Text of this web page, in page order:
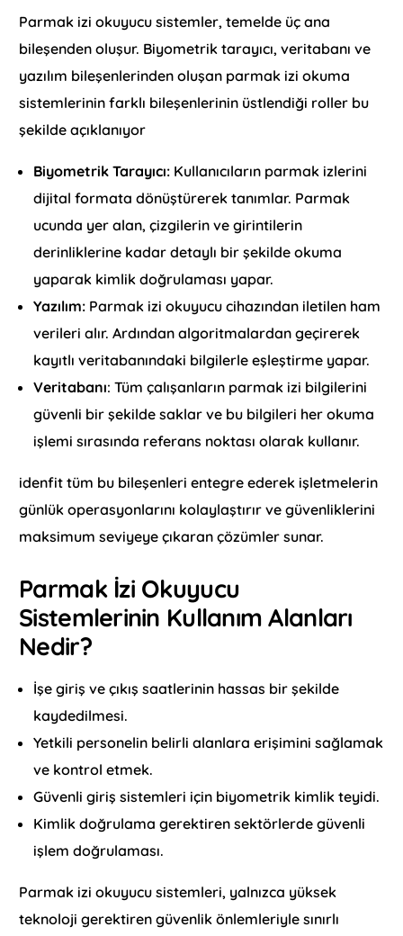
Parmak izi okuyucu sistemler, temelde üç ana
bileşenden oluşur. Biyometrik tarayıcı, veritabanı ve
yazılım bileşenlerinden oluşan parmak izi okuma
sistemlerinin farklı bileşenlerinin üstlendiği roller bu
şekilde açıklanıyor
Biyometrik Tarayıcı: Kullanıcıların parmak izlerini
dijital formata dönüştürerek tanımlar. Parmak
ucunda yer alan, çizgilerin ve girintilerin
derinliklerine kadar detaylı bir şekilde okuma
yaparak kimlik doğrulaması yapar.
Yazılım: Parmak izi okuyucu cihazından iletilen ham
verileri alır. Ardından algoritmalardan geçirerek
kayıtlı veritabanındaki bilgilerle eşleştirme yapar.
Veritabanı: Tüm çalışanların parmak izi bilgilerini
güvenli bir şekilde saklar ve bu bilgileri her okuma
işlemi sırasında referans noktası olarak kullanır.
idenfit tüm bu bileşenleri entegre ederek işletmelerin
günlük operasyonlarını kolaylaştırır ve güvenliklerini
maksimum seviyeye çıkaran çözümler sunar.
Parmak İzi Okuyucu
Sistemlerinin Kullanım Alanları
Nedir?
İşe giriş ve çıkış saatlerinin hassas bir şekilde
kaydedilmesi.
Yetkili personelin belirli alanlara erişimini sağlamak
ve kontrol etmek.
Güvenli giriş sistemleri için biyometrik kimlik teyidi.
Kimlik doğrulama gerektiren sektörlerde güvenli
işlem doğrulaması.
Parmak izi okuyucu sistemleri, yalnızca yüksek
teknoloji gerektiren güvenlik önlemleriyle sınırlı